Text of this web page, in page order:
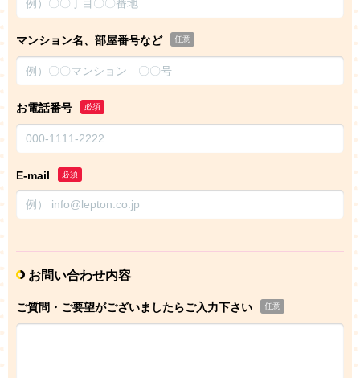
マンション名、部屋番号など 任意
お電話番号 必須
E-mail 必須
お問い合わせ内容
ご質問・ご要望がございましたらご入力下さい 任意